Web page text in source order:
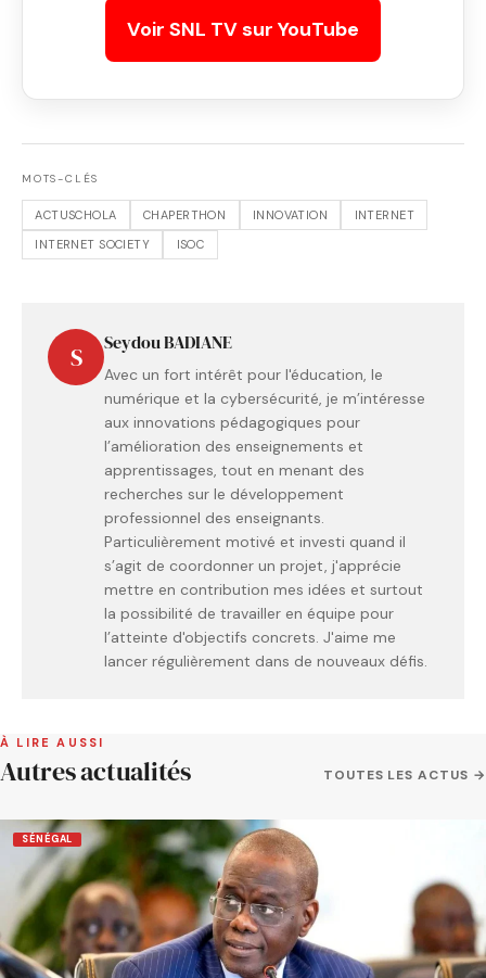
Voir SNL TV sur YouTube
MOTS-CLÉS
ACTUSCHOLA CHAPERTHON INNOVATION
INTERNET
INTERNET SOCIETY
ISOC
S Seydou BADIANE
Avec un fort intérêt pour l'éducation, le
numérique et la cybersécurité, je m’intéresse
aux innovations pédagogiques pour
l’amélioration des enseignements et
apprentissages, tout en menant des
recherches sur le développement
professionnel des enseignants.
Particulièrement motivé et investi quand il
s’agit de coordonner un projet, j'apprécie
mettre en contribution mes idées et surtout
la possibilité de travailler en équipe pour
l’atteinte d'objectifs concrets. J'aime me
lancer régulièrement dans de nouveaux défis.
À LIRE AUSSI
Autres actualités TOUTES LES ACTUS →
SÉNÉGAL